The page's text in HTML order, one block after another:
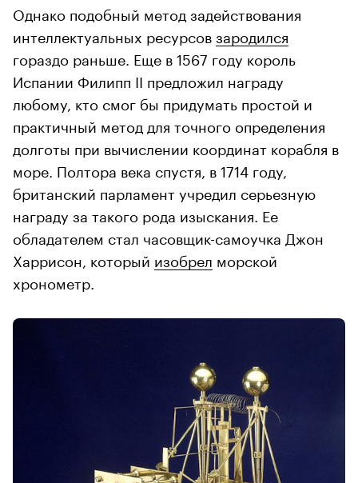
Однако подобный метод задействования
интеллектуальных ресурсовзародился
гораздо раньше. Еще в 1567 году король
Испании Филипп II предложил награду
любому, кто смог бы придумать простой и
практичный метод для точного определения
долготы при вычислении координат корабля в
море. Полтора века спустя, в 1714 году,
британский парламент учредил серьезную
награду за такого рода изыскания. Ее
обладателем стал часовщик-самоучка Джон
Харрисон, который изобрел морской
хронометр.